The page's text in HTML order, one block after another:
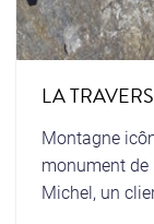
LA
Montagne
monument de
Michel, un